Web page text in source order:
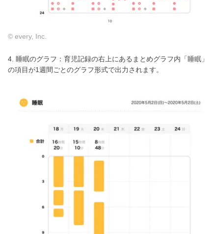
© every, Inc.
4. 睡眠のグラフ：育児記録の右上にあるまとめグラフ内「睡眠」
の項目が1週間ごとのグラフ形式で出力されます。